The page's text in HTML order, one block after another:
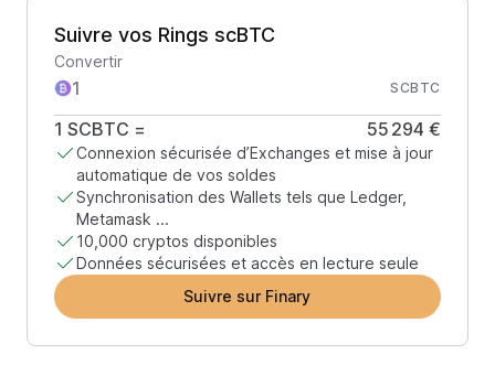
Suivre vos Rings scBTC
Convertir
SCBTC
1 SCBTC = 55 294 €
Connexion sécurisée d’Exchanges et mise à jour
automatique de vos soldes
Synchronisation des Wallets tels que Ledger,
Metamask ...
10,000 cryptos disponibles
Données sécurisées et accès en lecture seule
Suivre sur Finary